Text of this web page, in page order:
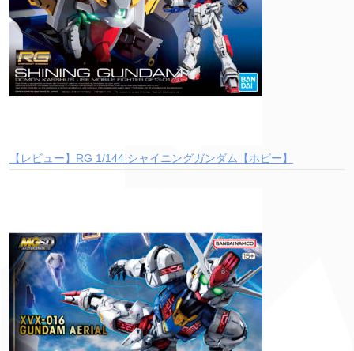
【レビュー】RG 1/144 シャイニングガンダム【ホビー】